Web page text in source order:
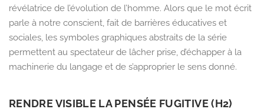
révélatrice de l’évolution de l’homme. Alors que le mot écrit
parle à notre conscient, fait de barrières éducatives et
sociales, les symboles graphiques abstraits de la série
permettent au spectateur de lâcher prise, d’échapper à la
machinerie du langage et de s’approprier le sens donné.
RENDRE VISIBLE LA PENSÉE FUGITIVE (H2)